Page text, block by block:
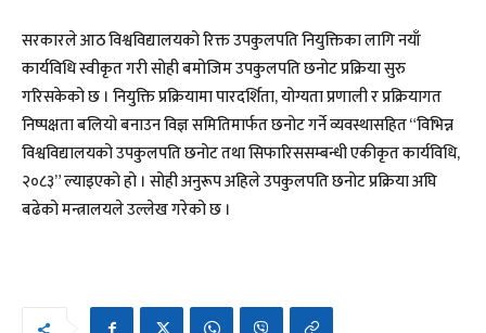
सरकारले आठ विश्वविद्यालयको रिक्त उपकुलपति नियुक्तिका लागि नयाँ
कार्यविधि स्वीकृत गरी सोही बमोजिम उपकुलपति छनोट प्रक्रिया सुरु
गरिसकेको छ । नियुक्ति प्रक्रियामा पारदर्शिता, योग्यता प्रणाली र प्रक्रियागत
निष्पक्षता बलियो बनाउन विज्ञ समितिमार्फत छनोट गर्ने व्यवस्थासहित “विभिन्न
विश्वविद्यालयको उपकुलपति छनोट तथा सिफारिससम्बन्धी एकीकृत कार्यविधि,
२०८३” ल्याइएको हो । सोही अनुरूप अहिले उपकुलपति छनोट प्रक्रिया अघि
बढेको मन्त्रालयले उल्लेख गरेको छ ।